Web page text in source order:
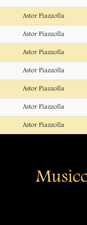
Astor Piazzolla
Astor Piazzolla
Astor Piazzolla
Astor Piazzolla
Astor Piazzolla
Astor Piazzolla
Astor Piazzolla